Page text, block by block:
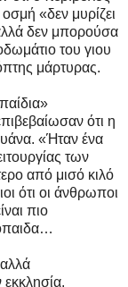
«δεν μυρίζει
δεν μπορούσα
του γιου
μάρτυρας.
ότι η
«Ήταν ένα
των
από μισό κιλό
ότι οι άνθρωποι
πιο